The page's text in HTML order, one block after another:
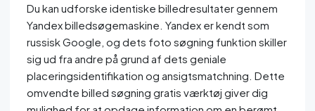
Du kan udforske identiske billedresultater gennem
Yandex billedsøgemaskine. Yandex er kendt som
russisk Google, og dets foto søgning funktion skiller
sig ud fra andre på grund af dets geniale
placeringsidentifikation og ansigtsmatchning. Dette
omvendte billed søgning gratis værktøj giver dig